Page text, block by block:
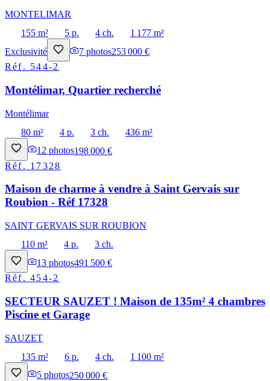
MONTELIMAR
155 m²
5 p. 4 ch.
1 177 m²
Exclusivité
7 photos253 000 €
Réf. 544-2
Montélimar, Quartier recherché
Montélimar
80 m²
4 p. 3 ch.
436 m²
12 photos198 000 €
Réf. 17328
Maison de charme à vendre à Saint Gervais sur
Roubion - Réf 17328
SAINT GERVAIS SUR ROUBION
110 m²
4 p.
3 ch.
13 photos491 500 €
Réf.454-2
SECTEUR SAUZET ! Maison de 135m² 4 chambres
Piscine et Garage
SAUZET
135 m²
6 p. 4 ch.
1 100 m²
5 photos250 000 €